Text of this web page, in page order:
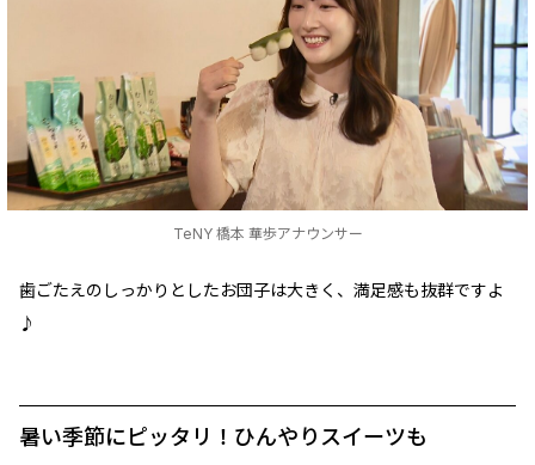
TeNY 橋本 華歩アナウンサー
歯ごたえのしっかりとしたお団子は大きく、満足感も抜群ですよ
♪
暑い季節にピッタリ！ひんやりスイーツも